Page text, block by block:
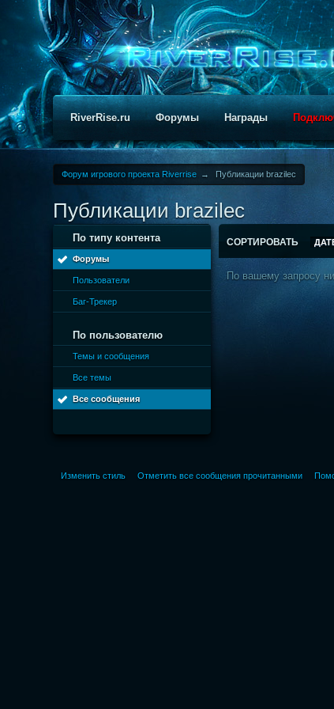
RiverRise.ru Форумы Награды
Форум игрового проекта Riverrise → Публикации brazilec
Публикации brazilec
По типу контента
Форумы
Пользователи
Баг-Трекер
По пользователю
Темы и сообщения
Все темы
Все сообщения
СОРТИРОВАТЬ
По вашему запросу
Изменить стиль Отметить все сообщения прочитанными